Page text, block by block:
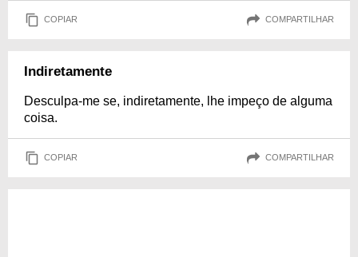
COPIAR COMPARTILHAR
Indiretamente
Desculpa-me se, indiretamente, lhe impeço de alguma
coisa.
COPIAR COMPARTILHAR